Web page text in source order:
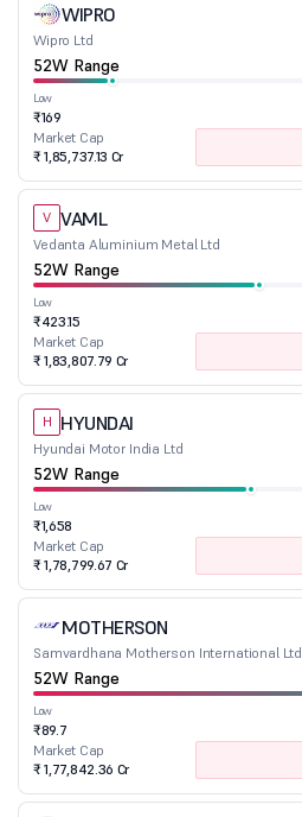
WIPRO
Wipro Ltd
52W Range
Low
₹169
Market Cap
₹ 1,85,737.13 Cr
V VAML
Vedanta Aluminium Metal Ltd
52W Range
Low
₹423.15
Market Cap
₹ 1,83,807.79 Cr
H HYUNDAI
Hyundai Motor India Ltd
52W Range
Low
₹1,658
Market Cap
₹ 1,78,799.67 Cr
MOTHERSON
Samvardhana Motherson International Ltd
52W Range
Low
₹89.7
Market Cap
₹ 1,77,842.36 Cr